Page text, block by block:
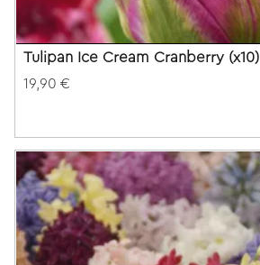
Tulipan Ice Cream Cranberry (x10)
19,90 €